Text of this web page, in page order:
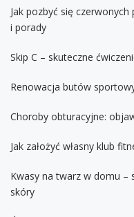
Jak pozbyć się
i porady
Skip C – skuteczne
Renowacja butów
Choroby obturacyjne:
Jak założyć własny klub
Kwasy na twarz w domu –
skóry